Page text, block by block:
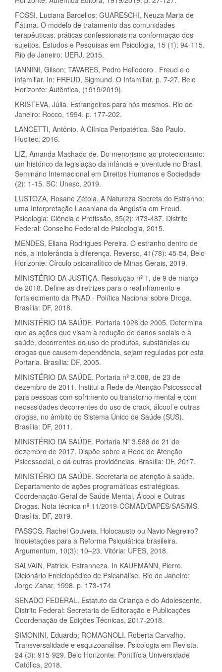
FOSSI, Luciana Barcellos; GUARESCHI, Neuza Maria de
Fátima. O modelo de tratamento das comunidades
terapêuticas: práticas confessionais na conformação dos
sujeitos. Estudos e Pesquisas em Psicologia, 15 (1): 94-115.
Rio de Janeiro: UERJ, 2015.
IANNINI, Gilson; TAVARES, Pedro Heliodoro . Freud e o
infamiliar. In: FREUD, Sigmund. O Infamiliar. p. 7-27. Belo
Horizonte: Autêntica, (1919/2019).
KRISTEVA, Júlia. Estrangeiros para nós mesmos. Rio de
Janeiro: Rocco, 1994. p. 177-202.
LANCETTI, Antônio. A Clínica Peripatética. São Paulo.
Hucitec, 2016.
LIZ, Amanda Machado de. Do menorismo ao protecionismo:
um histórico da legislação da infância e juventude no Brasil.
Seminário Internacional em Direitos Humanos e Sociedade
(2): 1-15. SC: Unesc, 2019.
LUSTOZA, Rosane Zétola. A Natureza Secreta do Estranho:
uma Interpretação Lacaniana da Angústia em Freud.
Psicologia: Ciência e Profissão, 35(2): 473-487. Distrito
Federal: Conselho Federal de Psicologia, 2015.
MENDES, Eliana Rodrigues Pereira. O estranho dentro de
nós, a intolerância à diferença. Reverso, 41(78): 45-54, Belo
Horizonte: Círculo psicanalítico de Minas Gerais, 2019.
MINISTÉRIO DA JUSTIÇA. Resolução nº 1, de 9 de março
de 2018. Define as diretrizes para o realinhamento e
fortalecimento da PNAD - Política Nacional sobre Droga.
Brasília: DF, 2018.
MINISTÉRIO DA SAÚDE. Portaria 1028 de 2005. Determina
que as ações que visam à redução de danos sociais e à
saúde, decorrentes do uso de produtos, substâncias ou
drogas que causem dependência, sejam reguladas por esta
Portaria. Brasília: DF, 2005.
MINISTÉRIO DA SAÚDE. Portaria nº 3.088, de 23 de
dezembro de 2011. Institui a Rede de Atenção Psicossocial
para pessoas com sofrimento ou transtorno mental e com
necessidades decorrentes do uso de crack, álcool e outras
drogas, no âmbito do Sistema Único de Saúde (SUS).
Brasília: DF, 2011.
MINISTÉRIO DA SAÚDE. Portaria Nº 3.588 de 21 de
dezembro de 2017. Dispõe sobre a Rede de Atenção
Psicossocial, e dá outras providências. Brasília: DF, 2017.
MINISTÉRIO DA SAÚDE. Secretaria de atenção à saúde.
Departamento de ações programáticas estratégicas.
Coordenação-Geral de Saúde Mental, Álcool e Outras
Drogas. Nota técnica nº 11/2019-CGMAD/DAPES/SAS/MS.
Brasília: DF, 2019.
PASSOS, Rachel Gouveia. Holocausto ou Navio Negreiro?
Inquietações para a Reforma Psiquiátrica brasileira.
Argumentum, 10(3): 10–23. Vitória: UFES, 2018.
SALVAIN, Patrick. Estranheza. In KAUFMANN, Pierre.
Dicionário Enciclopédico de Psicanálise. Rio de Janeiro:
Jorge Zahar, 1998. p. 173-174
SENADO FEDERAL. Estatuto da Criança e do Adolescente.
Distrito Federal: Secretaria de Editoração e Publicações
Coordenação de Edições Técnicas, 2017-2018.
SIMONINI, Eduardo; ROMAGNOLI, Roberta Carvalho.
Transversalidade e esquizoanálise. Psicologia em Revista.
24 (3): 915-929. Belo Horizonte: Pontifícia Universidade
Católica, 2018.